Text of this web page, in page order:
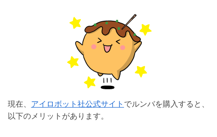
現在、 アイロボット社公式サイト でルンバを購入すると、
以下のメリットがあります。